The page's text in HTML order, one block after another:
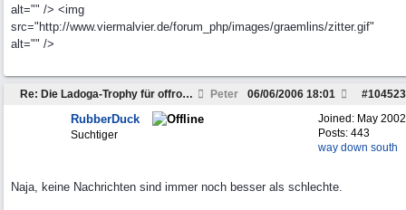
alt="" /> <img
src="http://www.viermalvier.de/forum_php/images/graemlins/zitter.gif"
alt="" />
Re: Die Ladoga-Trophy für offroadferrückte?? Peter #104523
06/06/2006 18:01
Joined: May 2002
Posts: 443
way down south
RubberDuck
Suchtiger
Naja, keine Nachrichten sind immer noch besser als schlechte.